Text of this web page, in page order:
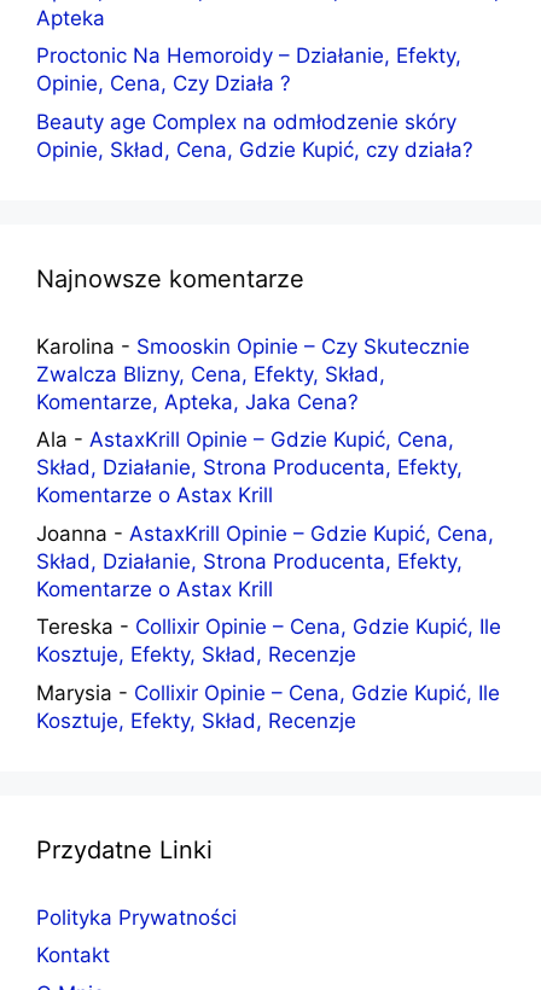
Apteka
Proctonic Na Hemoroidy – Działanie, Efekty,
Opinie, Cena, Czy Działa ?
Beauty age Complex na odmłodzenie skóry
Opinie, Skład, Cena, Gdzie Kupić, czy działa?
Najnowsze komentarze
Karolina - Smooskin Opinie – Czy Skutecznie
Zwalcza Blizny, Cena, Efekty, Skład,
Komentarze, Apteka, Jaka Cena?
Ala - AstaxKrill Opinie – Gdzie Kupić, Cena,
Skład, Działanie, Strona Producenta, Efekty,
Komentarze o Astax Krill
Joanna - AstaxKrill Opinie – Gdzie Kupić, Cena,
Skład, Działanie, Strona Producenta, Efekty,
Komentarze o Astax Krill
Tereska - Collixir Opinie – Cena, Gdzie Kupić, Ile
Kosztuje, Efekty, Skład, Recenzje
Marysia - Collixir Opinie – Cena, Gdzie Kupić, Ile
Kosztuje, Efekty, Skład, Recenzje
Przydatne Linki
Polityka Prywatności
Kontakt